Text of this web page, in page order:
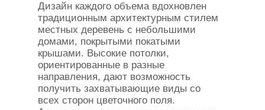
Дизайн каждого объема вдохновлен
традиционным архитектурным стилем
местных деревень с небольшими
домами, покрытыми покатыми
крышами. Высокие потолки,
ориентированные в разные
направления, дают возможность
получить захватывающие виды со
всех сторон цветочного поля.